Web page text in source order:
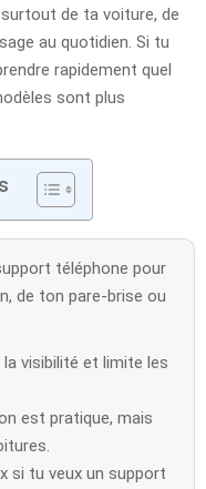
de ta voiture, de
au quotidien. Si tu
rapidement quel
sont plus
téléphone pour
de ton pare-brise ou
visibilité et limite les
est pratique, mais
si tu veux un support